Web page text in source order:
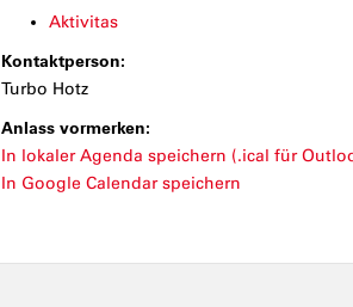
Aktivitas
Kontaktperson:
Turbo Hotz
Anlass vormerken:
In lokaler Agenda speichern (.ical für
In Google Calendar speichern